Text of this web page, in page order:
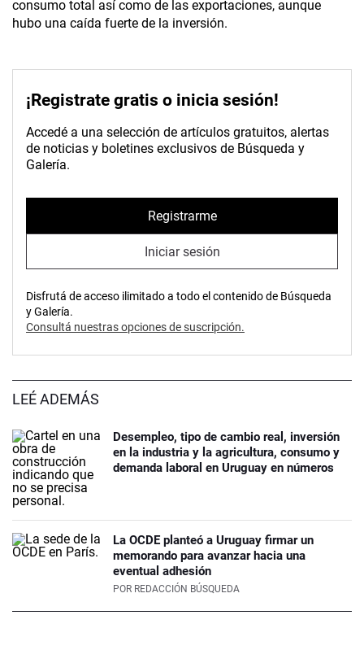
consumo total así como de las exportaciones, aunque
hubo una caída fuerte de la inversión.
¡Registrate gratis o inicia sesión!
Accedé a una selección de artículos gratuitos, alertas
de noticias y boletines exclusivos de Búsqueda y
Galería.
Registrarme
Iniciar sesión
Disfrutá de acceso ilimitado a todo el contenido de Búsqueda
y Galería.
Consultá nuestras opciones de suscripción.
LEÉ ADEMÁS
Desempleo, tipo de cambio real, inversión
en la industria y la agricultura, consumo y
demanda laboral en Uruguay en números
La OCDE planteó a Uruguay firmar un
memorando para avanzar hacia una
eventual adhesión
POR REDACCIÓN BÚSQUEDA